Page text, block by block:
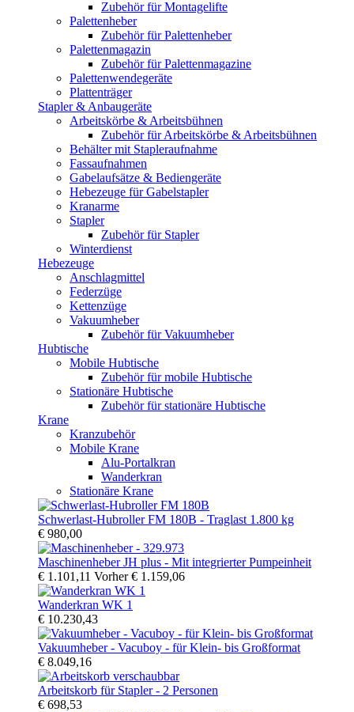
Zubehör für Montagelifte
Palettenheber
Zubehör für Palettenheber
Palettenmagazin
Zubehör für Palettenmagazine
Palettenwendegeräte
Plattenträger
Stapler & Anbaugeräte
Arbeitskörbe & Arbeitsbühnen
Zubehör für Arbeitskörbe & Arbeitsbühnen
Behälter mit Stapleraufnahme
Fassaufnahmen
Gabelaufsätze & Bediengeräte
Hebezeuge für Gabelstapler
Kranarme
Stapler
Zubehör für Stapler
Winterdienst
Hebezeuge
Anschlagmittel
Federzüge
Kettenzüge
Vakuumheber
Zubehör für Vakuumheber
Hubtische
Mobile Hubtische
Zubehör für mobile Hubtische
Stationäre Hubtische
Zubehör für stationäre Hubtische
Krane
Kranzubehör
Mobile Krane
Alu-Portalkran
Wanderkran
Stationäre Krane
Schwerlast-Hubroller FM 180B - Traglast 1.800 kg
€ 980,00
Maschinenheber JH plus - Mit integrierter Pumpeinheit
€ 1.101,11 Vorher€ 1.159,06
Wanderkran WK 1
€ 10.230,43
Vakuumheber - Vacuboy - für Klein- bis Großformat
€ 8.049,16
Arbeitskorb für Stapler - 2 Personen
€ 698,53